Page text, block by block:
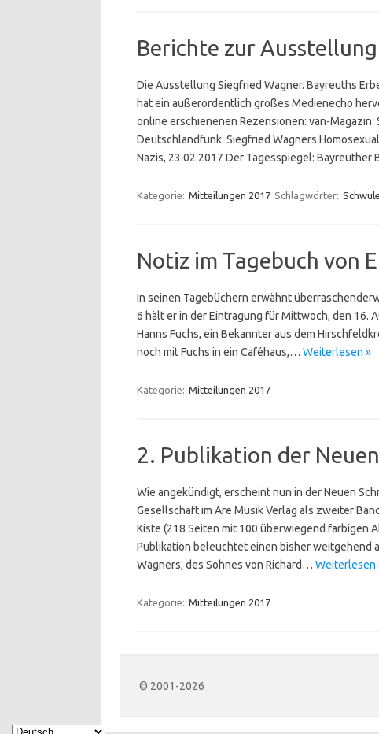
Berichte zur
Die Ausstellung Siegfried Wagner. Bayreuths
hat ein außerordentlich großes Medienecho
online erschienenen Rezensionen: van-Magazin:
Deutschlandfunk: Siegfried Wagners
Nazis, 23.02.2017 Der Tagesspiegel:
Kategorie: Mitteilungen 2017 Schlagwörter:
Notiz im Tagebuch von
In seinen Tagebüchern erwähnt
6 hält er in der Eintragung für Mittwoch, den
Hanns Fuchs, ein Bekannter aus dem
noch mit Fuchs in ein Caféhaus,… Weiterlesen »
Kategorie: Mitteilungen 2017
2. Publikation der
Wie angekündigt, erscheint nun in der Neuen
Gesellschaft im Are Musik Verlag als zweiter
Kiste (218 Seiten mit 100 überwiegend farbigen
Publikation beleuchtet einen bisher weitgehend
Wagners, des Sohnes von Richard… Weiterlesen
Kategorie: Mitteilungen 2017
© 2001-2026